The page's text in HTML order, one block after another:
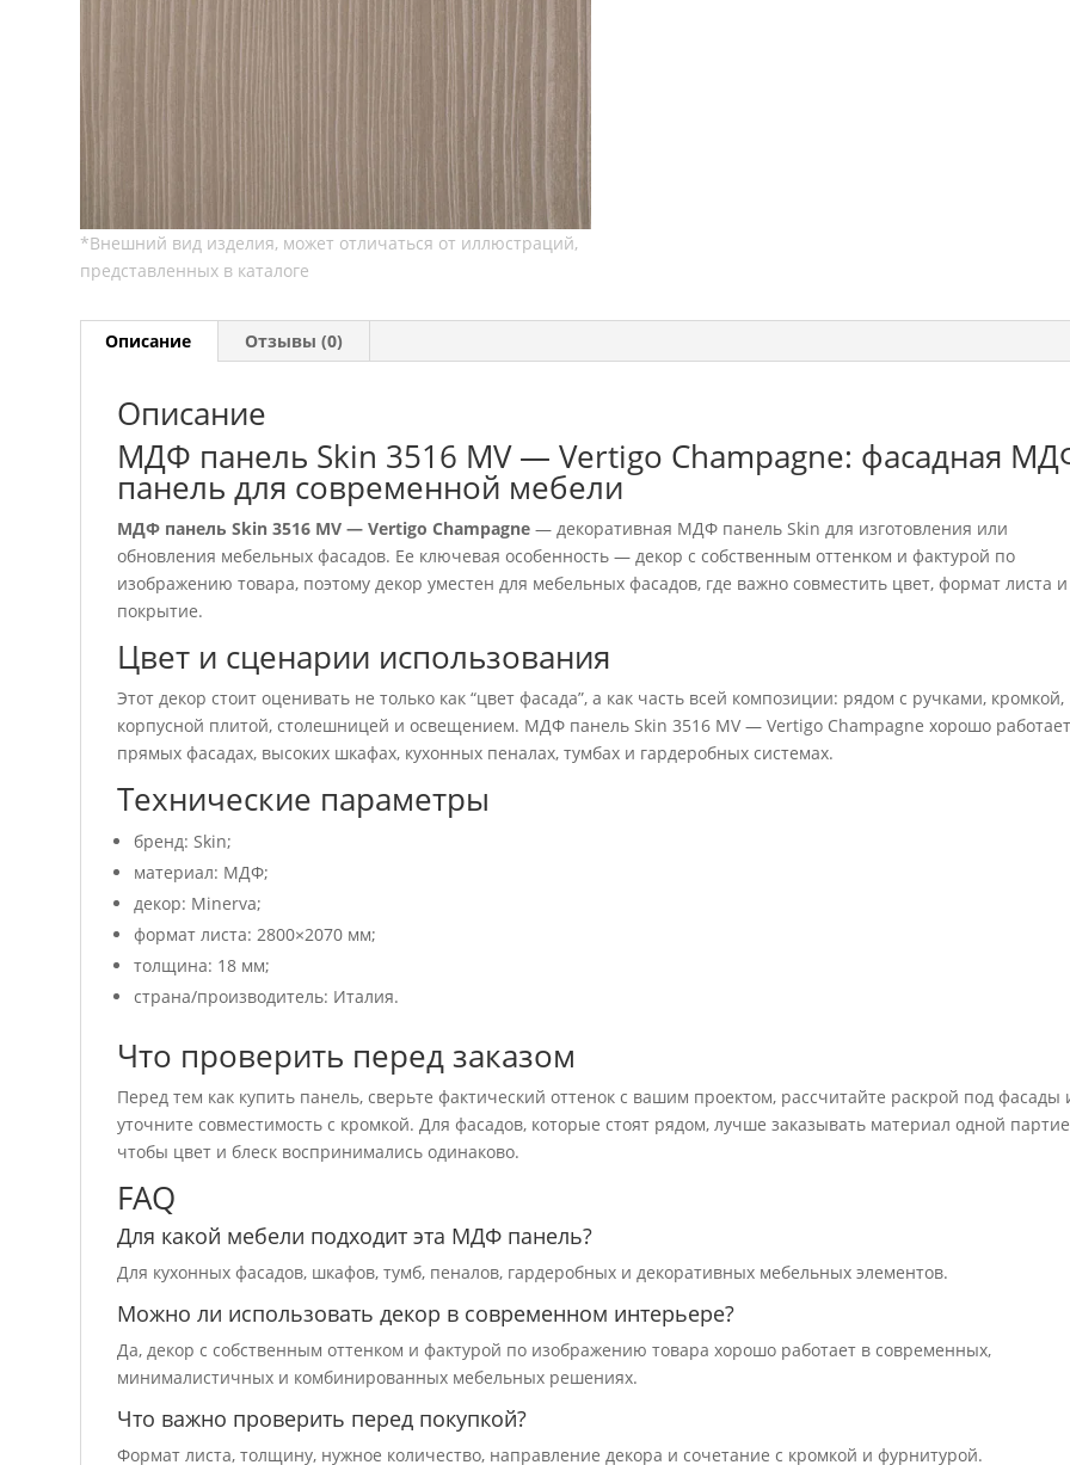
Описание Отзывы (0)
Описание
МДФ панель Skin 3516 MV — Vertigo Champagne: фасадная
панель для современной мебели
МДФ панель Skin 3516 MV — Vertigo Champagne — декоративная МДФ панель Skin для изготовления или
обновления мебельных фасадов. Ее ключевая особенность — декор с собственным оттенком и фактурой по
изображению товара, поэтому декор уместен для мебельных фасадов, где важно совместить цвет, формат листа и
покрытие.
Цвет и сценарии использования
Этот декор стоит оценивать не только как “цвет фасада”, а как часть всей композиции: рядом с ручками, кромкой,
корпусной плитой, столешницей и освещением. МДФ панель Skin 3516 MV — Vertigo Champagne хорошо
прямых фасадах, высоких шкафах, кухонных пеналах, тумбах и гардеробных системах.
Технические параметры
бренд: Skin;
материал: МДФ;
декор: Minerva;
формат листа: 2800×2070 мм;
толщина: 18 мм;
страна/производитель: Италия.
Что проверить перед заказом
Перед тем как купить панель, сверьте фактический оттенок с вашим проектом, рассчитайте раскрой под фасады
уточните совместимость с кромкой. Для фасадов, которые стоят рядом, лучше заказывать материал одной
чтобы цвет и блеск воспринимались одинаково.
FAQ
Для какой мебели подходит эта МДФ панель?
Для кухонных фасадов, шкафов, тумб, пеналов, гардеробных и декоративных мебельных элементов.
Можно ли использовать декор в современном интерьере?
Да, декор с собственным оттенком и фактурой по изображению товара хорошо работает в современных,
минималистичных и комбинированных мебельных решениях.
Что важно проверить перед покупкой?
Формат листа, толщину, нужное количество, направление декора и сочетание с кромкой и фурнитурой.